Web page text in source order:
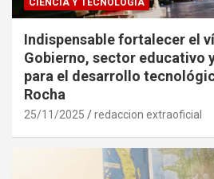
CIENCIA Y TECNOLOGÍA
Indispensable fortalecer el
Gobierno, sector educativo
para el desarrollo
Rocha
25/11/2025 redaccion extraoficial